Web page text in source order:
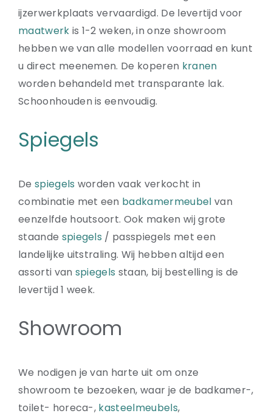
ijzerwerkplaats vervaardigd. De levertijd voor
maatwerk is 1-2 weken, in onze showroom
hebben we van alle modellen voorraad en kunt
u direct meenemen. De koperen kranen
worden behandeld met transparante lak.
Schoonhouden is eenvoudig.
Spiegels
De spiegels worden vaak verkocht in
combinatie met een badkamermeubel van
eenzelfde houtsoort. Ook maken wij grote
staande spiegels / passpiegels met een
landelijke uitstraling. Wij hebben altijd een
assorti van spiegels staan, bij bestelling is de
levertijd 1 week.
Showroom
We nodigen je van harte uit om onze
showroom te bezoeken, waar je de badkamer-,
toilet- horeca-, kasteelmeubels,